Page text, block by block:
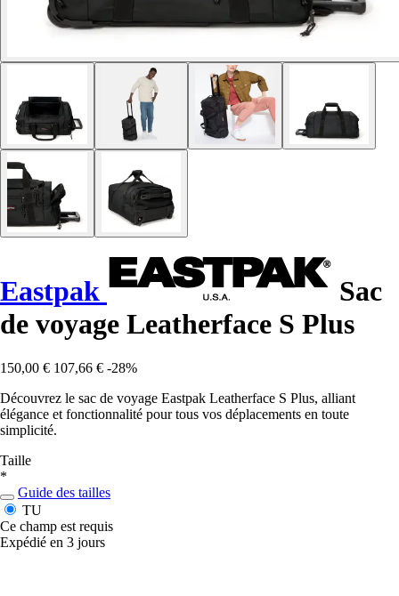
Eastpak
Sac
de voyage Leatherface S Plus
150,00 € 107,66 € -28%
Découvrez le sac de voyage Eastpak Leatherface S Plus, alliant
élégance et fonctionnalité pour tous vos déplacements en toute
simplicité.
Taille
*
Guide des tailles
TU
Ce champ est requis
Expédié en 3 jours